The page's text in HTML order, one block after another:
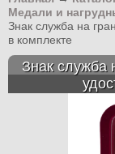
Медали и
Знак служба на
в комплекте
Знак служба